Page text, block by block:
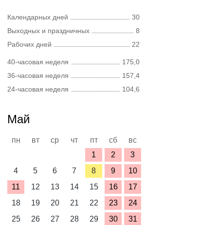
Календарных дней
30
Выходных и праздничных
8
Рабочих дней
22
40-часовая неделя
175,0
36-часовая неделя
157,4
24-часовая неделя
104,6
Май
пн вт ср чт пт сб
вс
1
2
3
4
5 6 7 8 9
10
11
12 13 14 15 16
17
18
19 20 21 22 23
24
25
26 27 28 29 30 31